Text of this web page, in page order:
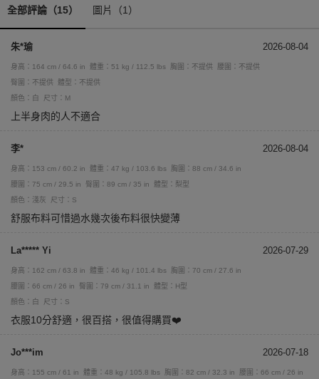
全部評論（15） 圖片（1）
朱*瑜 2026-08-04
身高：164 cm / 64.6 in 體重：51 kg / 112.5 lbs 胸圍：不提供
腰圍：不提供
臀圍：不提供
體型：不提供
顏色：白
尺寸：M
上半身肉的人不適合
李* 2026-08-04
身高：153 cm / 60.2 in 體重：47 kg / 103.6 lbs
胸圍：88 cm / 34.6 in
腰圍：75 cm / 29.5 in
臀圍：89 cm / 35 in
體型：梨型
顏色：淺灰
尺寸：S
舒服布料可惜過水幾次後布料很快變薄
La***** Yi 2026-07-29
身高：162 cm / 63.8 in 體重：46 kg / 101.4 lbs
胸圍：70 cm / 27.6 in
腰圍：66 cm / 26 in
臀圍：79 cm / 31.1 in
體型：H型
顏色：白
尺寸：S
衣服10分舒適，很百搭，很值得購買❤️
Jo***im 2026-07-18
身高：155 cm / 61 in 體重：48 kg / 105.8 lbs 胸圍：82 cm / 32.3 in
腰圍：66 cm / 26 in